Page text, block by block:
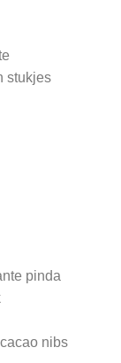
stukjes
pinda
nibs